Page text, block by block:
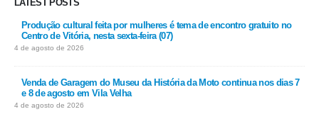
LATEST POSTS
Produção cultural feita por mulheres é tema de encontro gratuito no
Centro de Vitória, nesta sexta-feira (07)
4 de agosto de 2026
Venda de Garagem do Museu da História da Moto continua nos dias 7
e 8 de agosto em Vila Velha
4 de agosto de 2026